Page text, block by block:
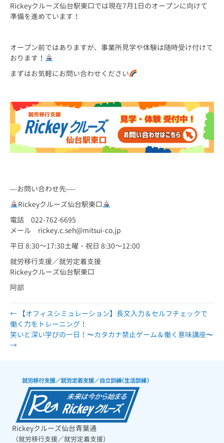
Rickeyクルーズ仙台駅東口では現在7月1日のオープンに向けて
準備を進めています！
オープン前ではありますが、事業所見学や体験は随時受け付けて
おります！
まずはお気軽にお問い合わせください
—お問い合わせ先—-
Rickeyクルーズ仙台駅東口
電話 022-762-6695
メール rickey.c.seh@mitsui-co.jp
平日 8:30～17:30土曜・祝日 8:30～12:00
就労移行支援／就労定着支援
Rickeyクルーズ仙台駅東口
阿部
← 【オフィスシミュレーション】長文入力＆セルフチェックで
働く力をトレーニング！
笑いと深い学びの一日！〜カタカナ禁止ゲーム＆働く意味講座〜
→
Rickeyクルーズ仙台青葉通
（就労移行支援／就労定着支援）